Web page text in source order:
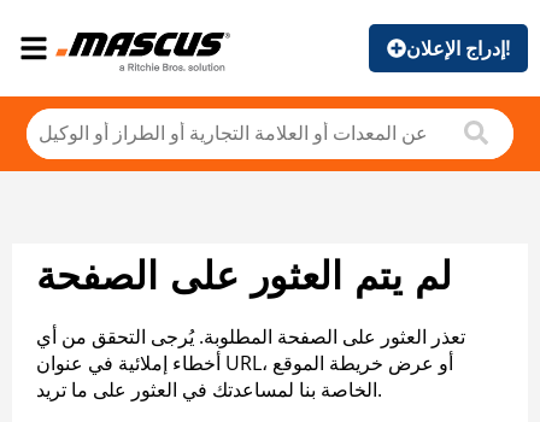
إدراج الإعلان!
لم يتم العثور على الصفحة
تعذر العثور على الصفحة المطلوبة. يُرجى التحقق من أي
أخطاء إملائية في عنوان URL، أو عرض خريطة الموقع
الخاصة بنا لمساعدتك في العثور على ما تريد.